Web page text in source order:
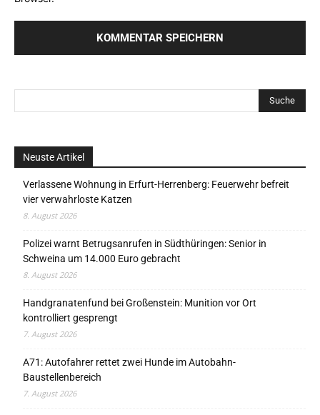
Neuste Artikel
Verlassene Wohnung in Erfurt-Herrenberg: Feuerwehr befreit
vier verwahrloste Katzen
8. August 2026
Polizei warnt Betrugsanrufen in Südthüringen: Senior in
Schweina um 14.000 Euro gebracht
8. August 2026
Handgranatenfund bei Großenstein: Munition vor Ort
kontrolliert gesprengt
7. August 2026
A71: Autofahrer rettet zwei Hunde im Autobahn-
Baustellenbereich
7. August 2026